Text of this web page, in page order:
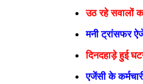
b
o
o
t
t
e
r
t
s
A
p
उठ रहे सवालों
मनी ट्रांसफर
दिनदहाड़े हुई
एजेंसी के